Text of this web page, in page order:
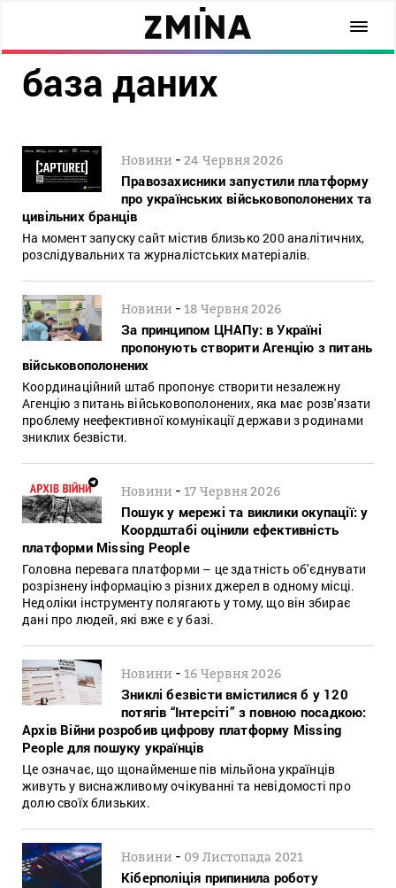
база даних
Новини -24 Червня 2026
Правозахисники запустили платформу
про українських військовополонених та
цивільних бранців
На момент запуску сайт містив близько 200 аналітичних,
розслідувальних та журналістських матеріалів.
Новини -18 Червня 2026
За принципом ЦНАПу: в Україні
пропонують створити Агенцію з питань
військовополонених
Координаційний штаб пропонує створити незалежну
Агенцію з питань військовополонених, яка має розв'язати
проблему неефективної комунікації держави з родинами
зниклих безвісти.
Новини -17 Червня 2026
Пошук у мережі та виклики окупації: у
Коордштабі оцінили ефективність
платформи Missing People
Головна перевага платформи – це здатність об'єднувати
розрізнену інформацію з різних джерел в одному місці.
Недоліки інструменту полягають у тому, що він збирає
дані про людей, які вже є у базі.
Новини -16 Червня 2026
Зниклі безвісти вмістилися б у 120
потягів “Інтерсіті” з повною посадкою:
Архів Війни розробив цифрову платформу Missing
People для пошуку українців
Це означає, що щонайменше пів мільйона українців
живуть у виснажливому очікуванні та невідомості про
долю своїх близьких.
Новини - 09 Листопада 2021
Кіберполіція припинила роботу